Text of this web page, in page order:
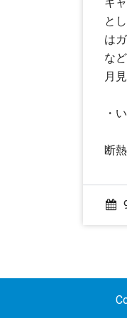
キ
と
は
な
月
・
断